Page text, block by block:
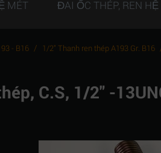
MÉT ĐAI ỐC THÉP, REN HỆ
- B16 / 1/2" Thanh ren thép A193 Gr. B16
C.S, 1/2" -